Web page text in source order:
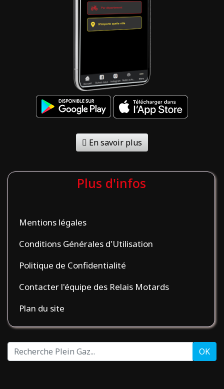
En savoir plus
Plus d'infos
Mentions légales
Conditions Générales d'Utilisation
Politique de Confidentialité
Contacter l'équipe des Relais Motards
Plan du site
Recherche
Plein
OK